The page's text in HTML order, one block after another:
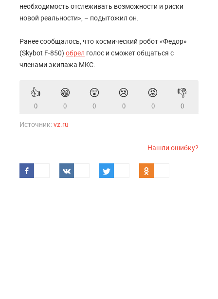
необходимость отслеживать возможности и риски
новой реальности», – подытожил он.
Ранее сообщалось, что космический робот «Федор»
(Skybot F-850) обрел голос и сможет общаться с
членами экипажа МКС.
👍
0
😁
0
😲
0
😢
0
😡
0
👎
0
Источник:vz.ru
Нашли ошибку?